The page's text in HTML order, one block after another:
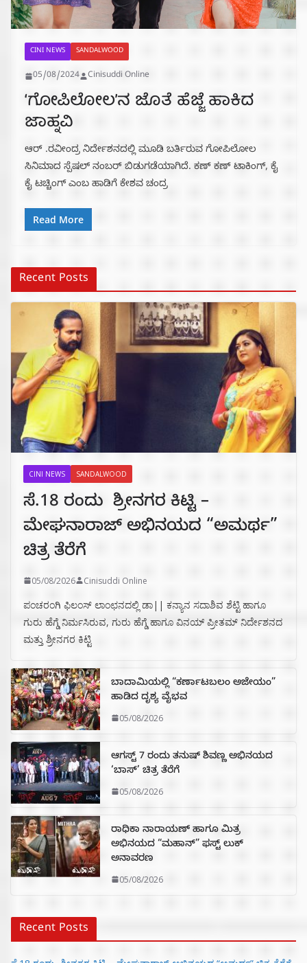
CINI NEWS SANDALWOOD
05/08/2024 Cinisuddi Online
‘ಗೋಪಿಲೋಲ’ನ ಜೊತೆ ಹೆಜ್ಜೆ ಹಾಕಿದ
ಜಾಹ್ನವಿ
ಆರ್ .ರವೀಂದ್ರ ನಿರ್ದೇಶನದಲ್ಲಿ ಮೂಡಿ ಬರ್ತಿರುವ ಗೋಪಿಲೋಲ
ಸಿನಿಮಾದ ಸ್ಪೆಷಲ್ ನಂಬರ್ ಬಿಡುಗಡೆಯಾಗಿದೆ. ಕಣ್ ಕಣ್ ಟಾಕಿಂಗ್, ಕೈ
ಕೈ ಟಚ್ಚಿಂಗ್ ಎಂಬ ಹಾಡಿಗೆ ಕೇಶವ ಚಂದ್ರ
Read More
Recent Posts
CINI NEWS SANDALWOOD
ಸೆ.18 ರಂದು ಶ್ರೀನಗರ ಕಿಟ್ಟಿ –
ಮೇಘನಾರಾಜ್ ಅಭಿನಯದ “ಅಮರ್ಥ”
ಚಿತ್ರ ತೆರೆಗೆ
05/08/2026 Cinisuddi Online
ಪಂಚರಂಗಿ ಫಿಲಂಸ್ ಲಾಂಛನದಲ್ಲಿ ಡಾ|| ಕನ್ಯಾನ ಸದಾಶಿವ ಶೆಟ್ಟಿ ಹಾಗೂ
ಗುರು ಹೆಗ್ಡೆ ನಿರ್ಮಸಿರುವ, ಗುರು ಹೆಗ್ಡೆ ಹಾಗೂ ವಿನಯ್ ಪ್ರೀತಮ್ ನಿರ್ದೇಶನದ
ಮತ್ತು ಶ್ರೀನಗರ ಕಿಟ್ಟಿ
ಬಾದಾಮಿಯಲ್ಲಿ “ಕರ್ಣಾಟಬಲಂ ಅಜೇಯಂ”
ಹಾಡಿದ ದೃಶ್ಯ ವೈಭವ
05/08/2026
ಆಗಸ್ಟ್ 7 ರಂದು ತನುಷ್ ಶಿವಣ್ಣ ಅಭಿನಯದ
‘ಬಾಸ್’ ಚಿತ್ರ ತೆರೆಗೆ
05/08/2026
ರಾಧಿಕಾ ನಾರಾಯಣ್ ಹಾಗೂ ಮಿತ್ರ
ಅಭಿನಯದ “ಮಹಾನ್” ಫಸ್ಟ್ ಲುಕ್
ಅನಾವರಣ
05/08/2026
Recent Posts